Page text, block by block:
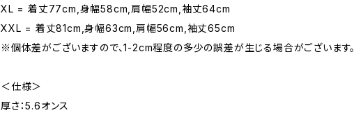
XL = 着丈77cm,身幅58cm,肩幅52cm,袖丈64cm
XXL = 着丈81cm,身幅63cm,肩幅56cm,袖丈65cm
※個体差がございますので、1-2cm程度の多少の誤差が生じる場合がございます。
＜仕様＞
厚さ：5.6オンス